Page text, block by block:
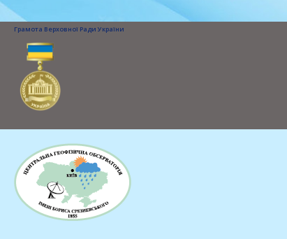
Грамота Верховної Ради України